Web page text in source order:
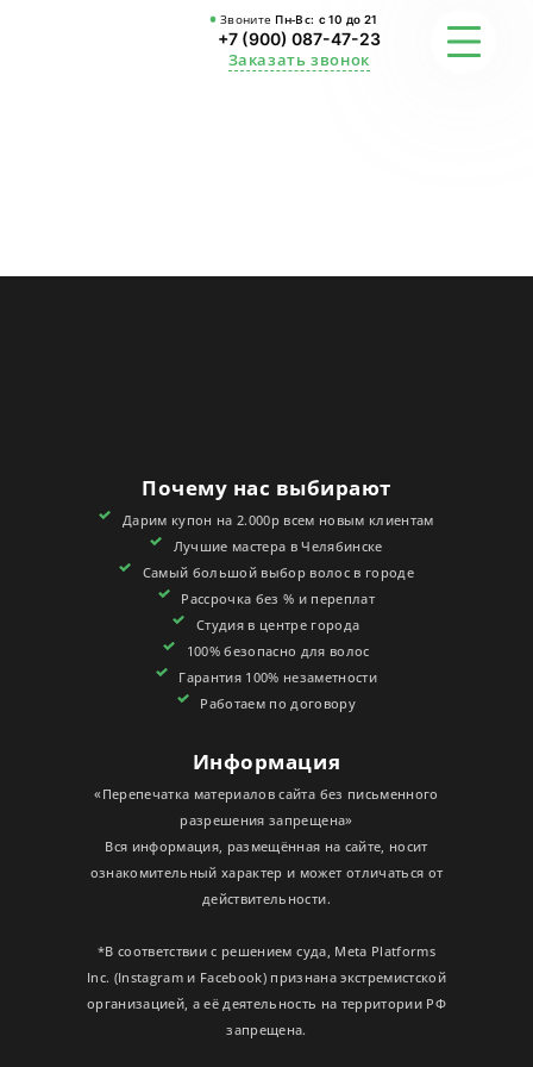
Звоните Пн-Вс: с 10 до 21
+7 (900) 087-47-23
Заказать звонок
КОНТАКТЫ
СЕРТИФИКАТЫ
Почему нас выбирают
Дарим купон на 2.000р всем новым клиентам
Лучшие мастера в Челябинске
Самый большой выбор волос в городе
Рассрочка без % и переплат
Студия в центре города
100% безопасно для волос
Гарантия 100% незаметности
Работаем по договору
Информация
«Перепечатка материалов сайта без письменного
разрешения запрещена»
Вся информация, размещённая на сайте, носит
ознакомительный характер и может отличаться от
действительности.
*В соответствии с решением суда, Meta Platforms
Inc. (Instagram и Facebook) признана экстремистской
организацией, а её деятельность на территории РФ
запрещена.